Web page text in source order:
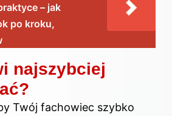
– jak
po kroku,
najszybciej
Twój fachowiec szybko